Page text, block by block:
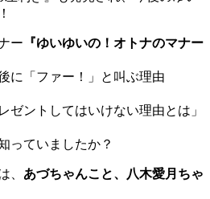
ー 『ゆいゆいの！オトナのマナー
に「ファー！」と叫ぶ理由
ゼントしてはいけない理由とは」
っていましたか？
、 あづちゃんこと、八木愛月ちゃ